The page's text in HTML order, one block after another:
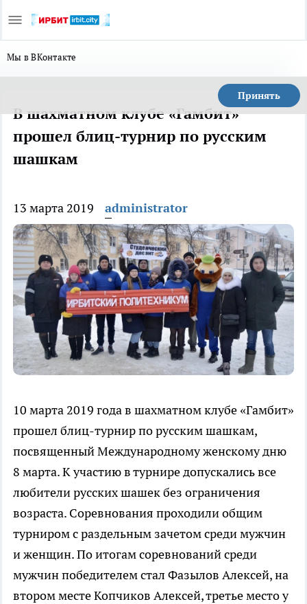
Мы в ВКонтакте
Принять
В шахматном клубе «Гамбит»
прошел блиц-турнир по русским
шашкам
13 марта 2019 administrator
10 марта 2019 года в шахматном клубе «Гамбит»
прошел блиц-турнир по русским шашкам,
посвященный Международному женскому дню
8 марта. К участию в турнире допускались все
любители русских шашек без ограничения
возраста. Соревнования проходили общим
турниром с раздельным зачетом среди мужчин
и женщин. По итогам соревнований среди
мужчин победителем стал Фазылов Алексей, на
втором месте Копчиков Алексей, третье место у